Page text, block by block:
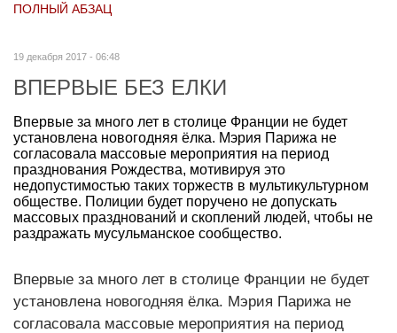
ПОЛНЫЙ АБЗАЦ
19 декабря 2017 - 06:48
ВПЕРВЫЕ БЕЗ ЕЛКИ
Впервые за много лет в столице Франции не будет
установлена новогодняя ёлка. Мэрия Парижа не
согласовала массовые мероприятия на период
празднования Рождества, мотивируя это
недопустимостью таких торжеств в мультикультурном
обществе. Полиции будет поручено не допускать
массовых празднований и скоплений людей, чтобы не
раздражать мусульманское сообщество.
Впервые за много лет в столице Франции не будет
установлена новогодняя ёлка. Мэрия Парижа не
согласовала массовые мероприятия на период